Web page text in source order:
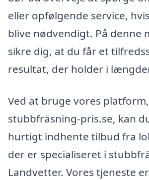
eller opfølgende service,
blive nødvendigt. På denne
sikre dig, at du får et
resultat, der holder i
Ved at bruge vores platform,
stubbfräsning-pris.se, kan
hurtigt indhente tilbud fra
der er specialiseret i
Landvetter. Vores tjeneste